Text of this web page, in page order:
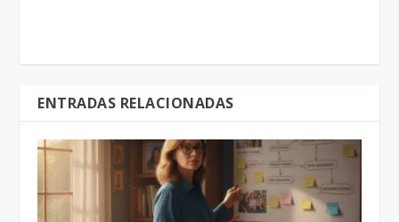
ENTRADAS RELACIONADAS